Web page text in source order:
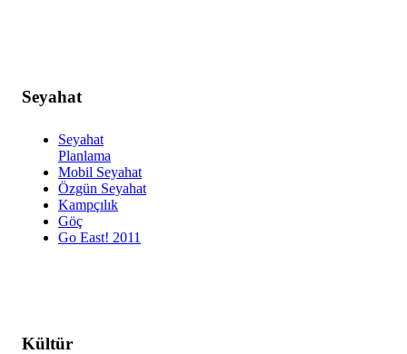
Seyahat
Seyahat
Planlama
Mobil Seyahat
Özgün Seyahat
Kampçılık
Göç
Go East! 2011
Kültür